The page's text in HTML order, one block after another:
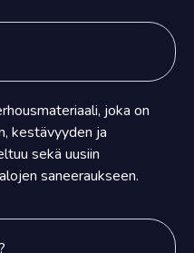
joka on
kestävyyden ja
sekä uusiin
saneeraukseen.